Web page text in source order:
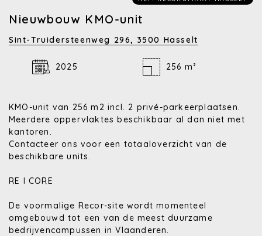
Nieuwbouw KMO-unit
Sint-Truidersteenweg 296, 3500 Hasselt
2025 256 m²
KMO-unit van 256 m2 incl. 2 privé-parkeerplaatsen.
Meerdere oppervlaktes beschikbaar al dan niet met
kantoren.
Contacteer ons voor een totaaloverzicht van de
beschikbare units.
RE I CORE
De voormalige Recor-site wordt momenteel
omgebouwd tot een van de meest duurzame
bedrijvencampussen in Vlaanderen.